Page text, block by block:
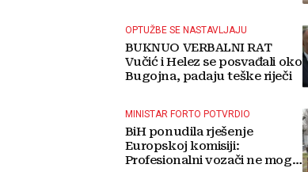
OPTUŽBE SE NASTAVLJAJU
BUKNUO VERBALNI RAT
Vučić i Helez se posvađali oko
Bugojna, padaju teške riječi
MINISTAR FORTO POTVRDIO
BiH ponudila rješenje
Europskoj komisiji:
Profesionalni vozači ne mogu